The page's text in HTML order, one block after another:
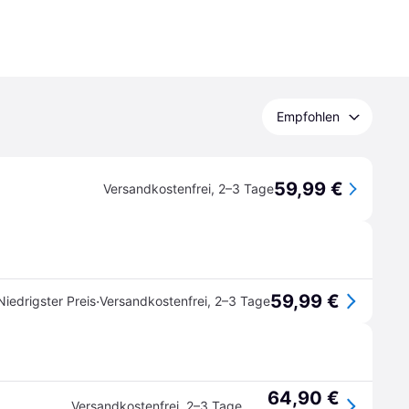
Empfohlen
Versandkostenfrei, 2–3 Tage59,99 €
Preis·Versandkostenfrei, 2–3 Tage59,99 €
Versandkostenfrei, 2–3 Tage 64,90 €